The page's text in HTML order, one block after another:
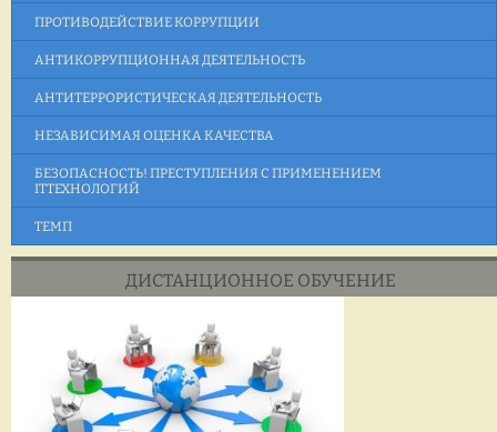
ПРОТИВОДЕЙСТВИЕ КОРРУПЦИИ
АНТИКОРРУПЦИОННАЯ ДЕЯТЕЛЬНОСТЬ
АНТИТЕРРОРИСТИЧЕСКАЯ ДЕЯТЕЛЬНОСТЬ
НЕЗАВИСИМАЯ ОЦЕНКА КАЧЕСТВА
БЕЗОПАСНОСТЬ! ПРЕСТУПЛЕНИЯ С ПРИМЕНЕНИЕМ
ITТЕХНОЛОГИЙ
ТЕМП
ДИСТАНЦИОННОЕ ОБУЧЕНИЕ